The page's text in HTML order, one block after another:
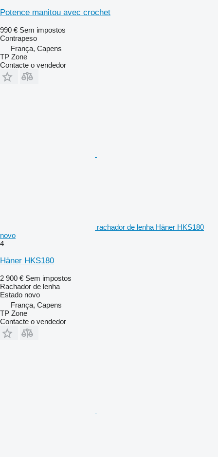
Potence manitou avec crochet
990 € Sem impostos
Contrapeso
França, Capens
TP Zone
Contacte o vendedor
rachador de lenha Häner HKS180
novo
4
Häner HKS180
2 900 € Sem impostos
Rachador de lenha
Estado novo
França, Capens
TP Zone
Contacte o vendedor